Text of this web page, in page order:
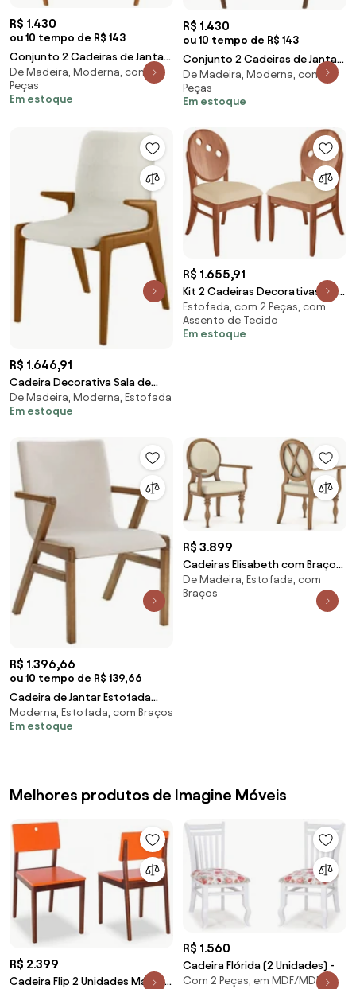
R$ 1.430
ou 10 tempo de R$ 143
Conjunto 2 Cadeiras de Jantar
Ottawa Amêndoa Korino
Perolado
De Madeira, Moderna, com 2
Peças
Em estoque
R$ 1.430
ou 10 tempo de R$ 143
Conjunto 2 Cadeiras de Jantar
Ottawa Cappuccino Korino
Perolado
De Madeira, Moderna, com 2
Peças
Em estoque
R$ 1.646,91
Cadeira Decorativa Sala de
Jantar Madeira Maciça com
Braço Pigeon Linho Bege/Mel
De Madeira, Moderna, Estofada
Em estoque
R$ 1.655,91
Kit 2 Cadeiras Decorativas Sala
de Jantar Teseu Madeira
Maciça Poliéster Bege/Imbuia
G42 - Gran Belo
Estofada, com 2 Peças, com
Assento de Tecido
Em estoque
R$ 1.396,66
ou 10 tempo de R$ 139,66
Cadeira de Jantar Estofada
com Braço Made I - DT 55257
Moderna, Estofada, com Braços
Em estoque
R$ 3.899
Cadeiras Elisabeth com Braço
Seiva 2 Unidades -
De Madeira, Estofada, com
Braços
Melhores produtos de Imagine Móveis
R$ 2.399
Cadeira Flip 2 Unidades Máxima
R$ 1.560
Cadeira Flórida (2 Unidades) -
Com 2 Peças, em MDF/MDP